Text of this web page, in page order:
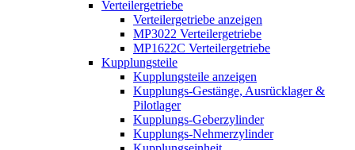
Verteilergetriebe
Verteilergetriebe anzeigen
MP3022 Verteilergetriebe
MP1622C Verteilergetriebe
Kupplungsteile
Kupplungsteile anzeigen
Kupplungs-Gestänge, Ausrücklager &
Pilotlager
Kupplungs-Geberzylinder
Kupplungs-Nehmerzylinder